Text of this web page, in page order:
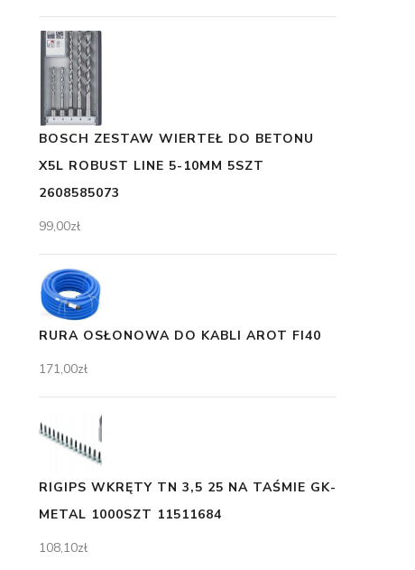
BOSCH ZESTAW WIERTEŁ DO BETONU
X5L ROBUST LINE 5-10MM 5SZT
2608585073
99,00zł
RURA OSŁONOWA DO KABLI AROT FI40
171,00zł
RIGIPS WKRĘTY TN 3,5 25 NA TAŚMIE GK-
METAL 1000SZT 11511684
108,10zł